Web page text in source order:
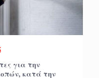
για την
κατά την